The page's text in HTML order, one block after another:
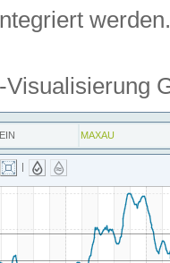
werden.
Visualisierung